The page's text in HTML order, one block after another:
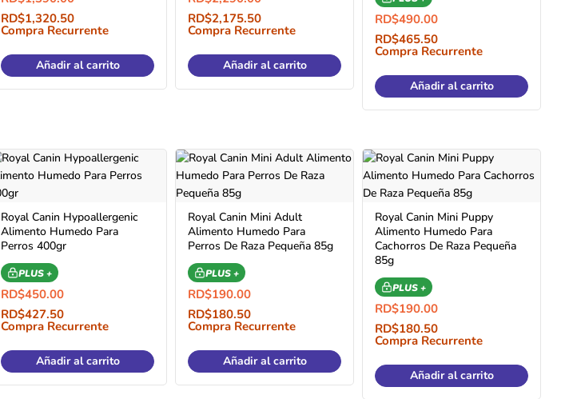
RD$1,320.50
Compra Recurrente
Añadir al carrito
RD$2,175.50
Compra Recurrente
Añadir al carrito
RD$490.00
RD$465.50
Compra Recurrente
Añadir al carrito
Royal Canin Hypoallergenic
Alimento Humedo Para
Perros 400gr
PLUS +
RD$450.00
RD$427.50
Compra Recurrente
Añadir al carrito
Royal Canin Mini Adult
Alimento Humedo Para
Perros De Raza Pequeña 85g
PLUS +
RD$190.00
RD$180.50
Compra Recurrente
Añadir al carrito
Royal Canin Mini Puppy
Alimento Humedo Para
Cachorros De Raza Pequeña
85g
PLUS +
RD$190.00
RD$180.50
Compra Recurrente
Añadir al carrito